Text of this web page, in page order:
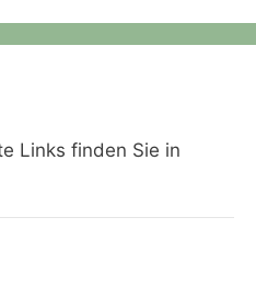
Links finden Sie in